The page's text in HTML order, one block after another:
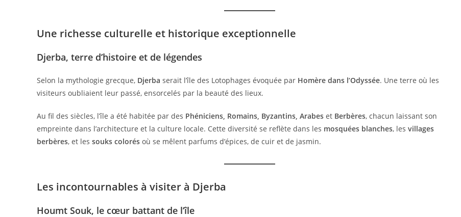
Une richesse culturelle et historique exceptionnelle
Djerba, terre d’histoire et de légendes
Selon la mythologie grecque, Djerba serait l’île des Lotophages évoquée par Homère dans l’Odyssée. Une terre où les
visiteurs oubliaient leur passé, ensorcelés par la beauté des lieux.
Au fil des siècles, l’île a été habitée par des Phéniciens, Romains, Byzantins, Arabes et Berbères, chacun laissant son
empreinte dans l’architecture et la culture locale. Cette diversité se reflète dans les mosquées blanches, les villages
berbères, et les souks colorés où se mêlent parfums d’épices, de cuir et de jasmin.
Les incontournables à visiter à Djerba
Houmt Souk, le cœur battant de l’île